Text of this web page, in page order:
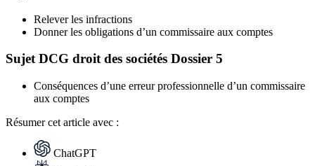
Relever les infractions
Donner les obligations d’un commissaire aux comptes
Sujet DCG droit des sociétés Dossier 5
Conséquences d’une erreur professionnelle d’un commissaire
aux comptes
Résumercet article avec :
ChatGPT